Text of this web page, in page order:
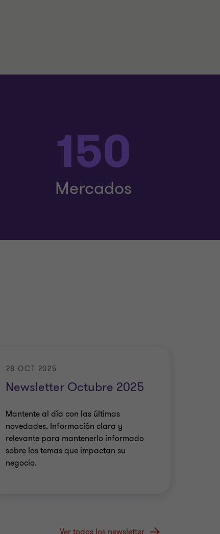
150
Mercados
Newsletter Octubre 2025
28 OCT 2025
Mantente al día con las últimas
novedades. Información clara y
relevante para mantenerlo informado
sobre los temas que impactan su
negocio.